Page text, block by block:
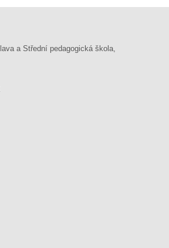
a Střední pedagogická škola,